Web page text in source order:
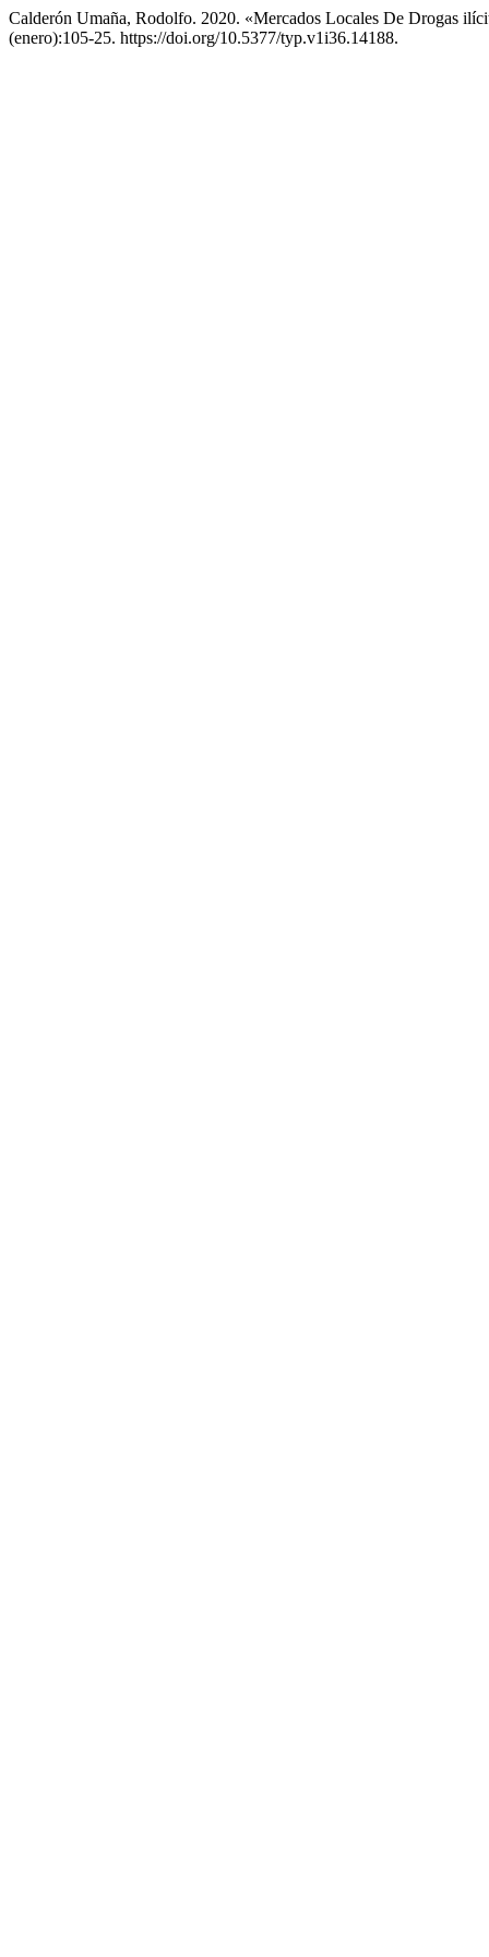
Calderón Umaña, Rodolfo. 2020. «Mercados Locales De Drogas
(enero):105-25. https://doi.org/10.5377/typ.v1i36.14188.